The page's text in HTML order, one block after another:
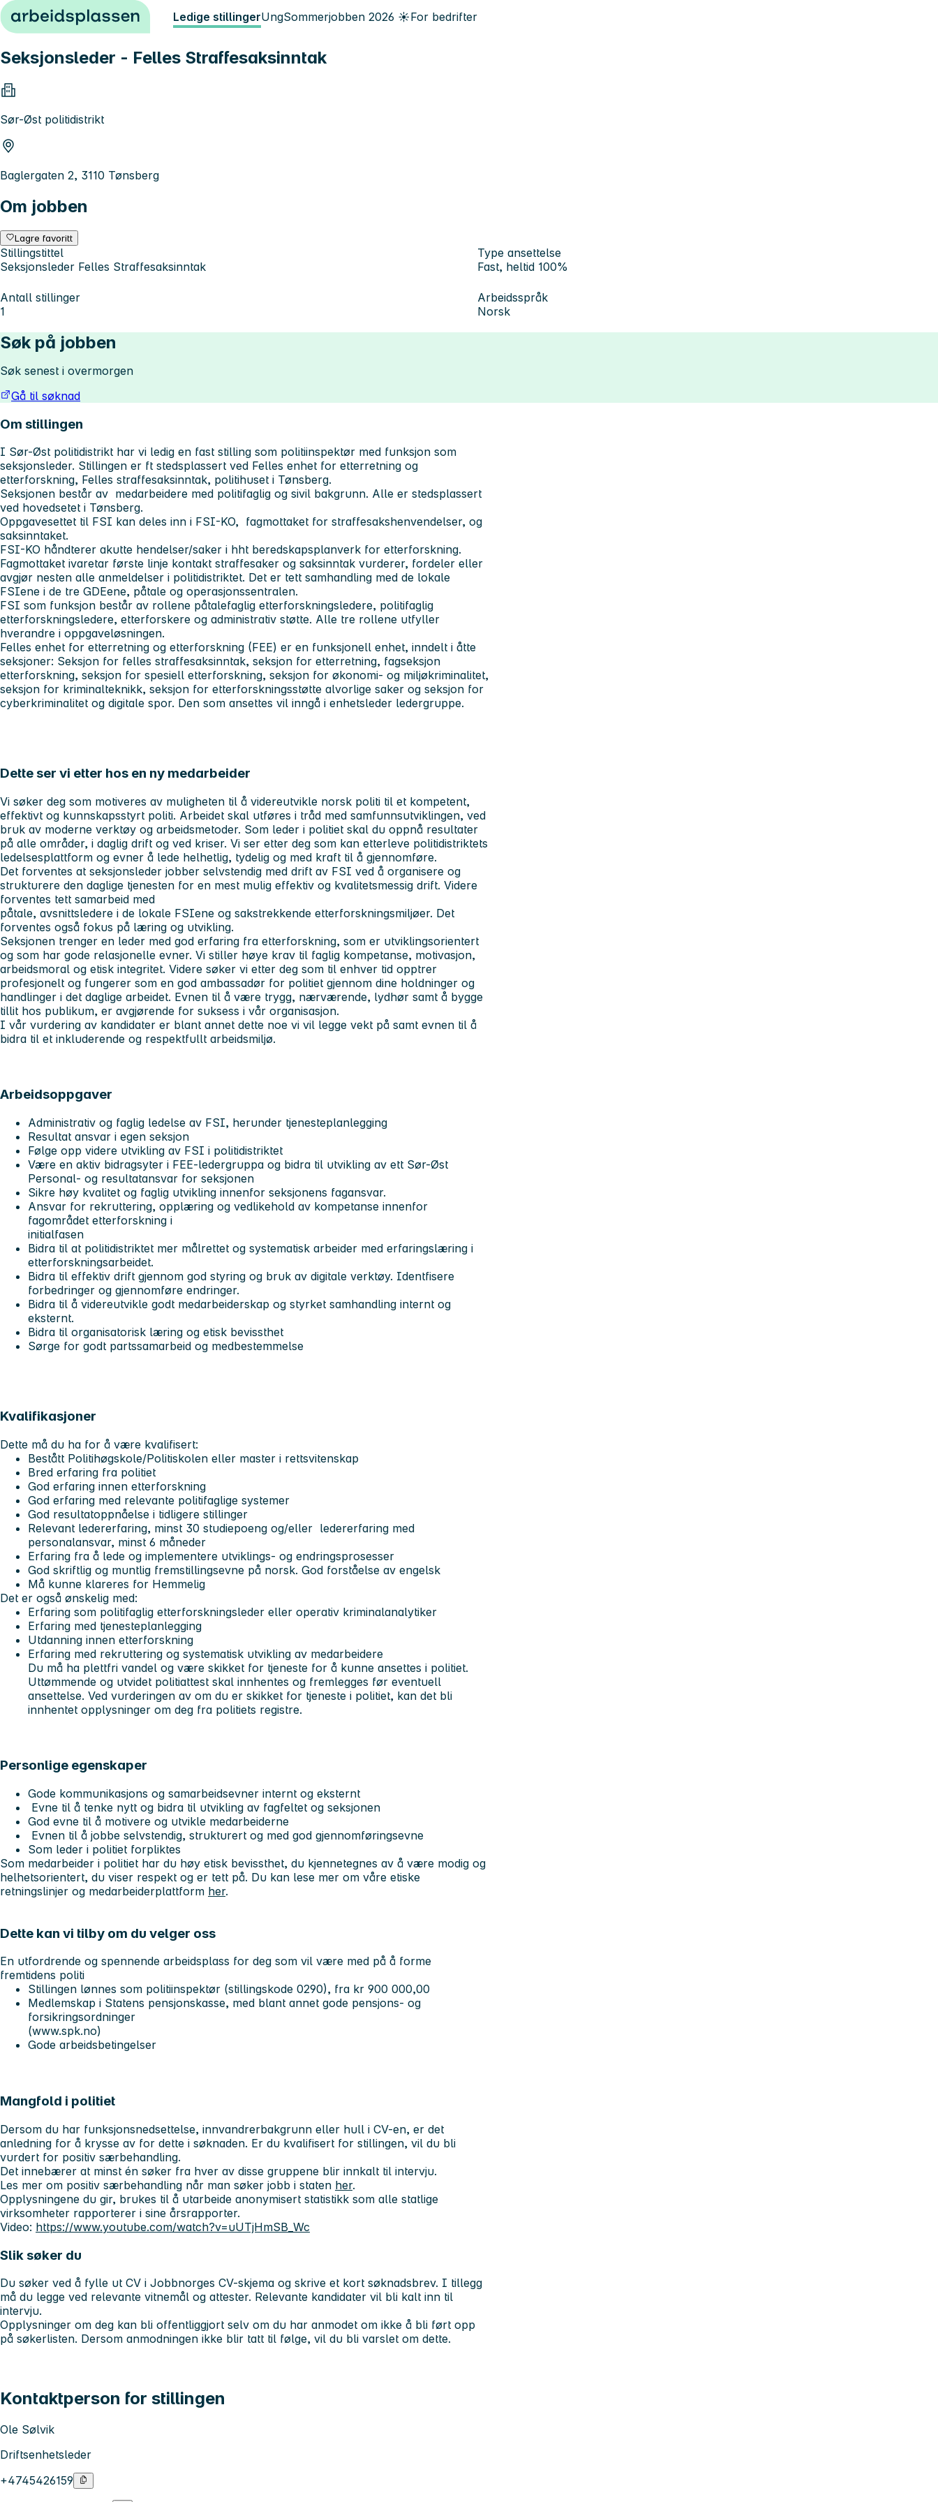
Hopp til innhold Ledige stillingerUngSommerjobben 2026 ☀️For bedrifter
Seksjonsleder - Felles Straffesaksinntak
Sør-Øst politidistrikt
Baglergaten 2, 3110 Tønsberg
Om jobben
Lagre favoritt
Stillingstittel
Seksjonsleder Felles Straffesaksinntak
Type ansettelse
Fast, heltid 100%
Antall stillinger
1
Arbeidsspråk
Norsk
Søk på jobben
Søk senest i overmorgen
Gå til søknad
Om stillingen
I Sør-Øst politidistrikt har vi ledig en fast stilling som politiinspektør med funksjon som
seksjonsleder. Stillingen er ft stedsplassert ved Felles enhet for etterretning og
etterforskning, Felles straffesaksinntak, politihuset i Tønsberg.
Seksjonen består av medarbeidere med politifaglig og sivil bakgrunn. Alle er stedsplassert
ved hovedsetet i Tønsberg.
Oppgavesettet til FSI kan deles inn i FSI-KO, fagmottaket for straffesakshenvendelser, og
saksinntaket.
FSI-KO håndterer akutte hendelser/saker i hht beredskapsplanverk for etterforskning.
Fagmottaket ivaretar første linje kontakt straffesaker og saksinntak vurderer, fordeler eller
avgjør nesten alle anmeldelser i politidistriktet. Det er tett samhandling med de lokale
FSIene i de tre GDEene, påtale og operasjonssentralen.
FSI som funksjon består av rollene påtalefaglig etterforskningsledere, politifaglig
etterforskningsledere, etterforskere og administrativ støtte. Alle tre rollene utfyller
hverandre i oppgaveløsningen.
Felles enhet for etterretning og etterforskning (FEE) er en funksjonell enhet, inndelt i åtte
seksjoner: Seksjon for felles straffesaksinntak, seksjon for etterretning, fagseksjon
etterforskning, seksjon for spesiell etterforskning, seksjon for økonomi- og miljøkriminalitet,
seksjon for kriminalteknikk, seksjon for etterforskningsstøtte alvorlige saker og seksjon for
cyberkriminalitet og digitale spor. Den som ansettes vil inngå i enhetsleder ledergruppe.
Dette ser vi etter hos en ny medarbeider
Vi søker deg som motiveres av muligheten til å videreutvikle norsk politi til et kompetent,
effektivt og kunnskapsstyrt politi. Arbeidet skal utføres i tråd med samfunnsutviklingen, ved
bruk av moderne verktøy og arbeidsmetoder. Som leder i politiet skal du oppnå resultater
på alle områder, i daglig drift og ved kriser. Vi ser etter deg som kan etterleve politidistriktets
ledelsesplattform og evner å lede helhetlig, tydelig og med kraft til å gjennomføre.
Det forventes at seksjonsleder jobber selvstendig med drift av FSI ved å organisere og
strukturere den daglige tjenesten for en mest mulig effektiv og kvalitetsmessig drift. Videre
forventes tett samarbeid med
påtale, avsnittsledere i de lokale FSIene og sakstrekkende etterforskningsmiljøer. Det
forventes også fokus på læring og utvikling.
Seksjonen trenger en leder med god erfaring fra etterforskning, som er utviklingsorientert
og som har gode relasjonelle evner. Vi stiller høye krav til faglig kompetanse, motivasjon,
arbeidsmoral og etisk integritet. Videre søker vi etter deg som til enhver tid opptrer
profesjonelt og fungerer som en god ambassadør for politiet gjennom dine holdninger og
handlinger i det daglige arbeidet. Evnen til å være trygg, nærværende, lydhør samt å bygge
tillit hos publikum, er avgjørende for suksess i vår organisasjon.
I vår vurdering av kandidater er blant annet dette noe vi vil legge vekt på samt evnen til å
bidra til et inkluderende og respektfullt arbeidsmiljø.
Arbeidsoppgaver
Administrativ og faglig ledelse av FSI, herunder tjenesteplanlegging
Resultat ansvar i egen seksjon
Følge opp videre utvikling av FSI i politidistriktet
Være en aktiv bidragsyter i FEE-ledergruppa og bidra til utvikling av ett Sør-Øst
Personal- og resultatansvar for seksjonen
Sikre høy kvalitet og faglig utvikling innenfor seksjonens fagansvar.
Ansvar for rekruttering, opplæring og vedlikehold av kompetanse innenfor
fagområdet etterforskning i
initialfasen
Bidra til at politidistriktet mer målrettet og systematisk arbeider med erfaringslæring i
etterforskningsarbeidet.
Bidra til effektiv drift gjennom god styring og bruk av digitale verktøy. Identfisere
forbedringer og gjennomføre endringer.
Bidra til å videreutvikle godt medarbeiderskap og styrket samhandling internt og
eksternt.
Bidra til organisatorisk læring og etisk bevissthet
Sørge for godt partssamarbeid og medbestemmelse
Kvalifikasjoner
Dette må du ha for å være kvalifisert:
Bestått Politihøgskole/Politiskolen eller master i rettsvitenskap
Bred erfaring fra politiet
God erfaring innen etterforskning
God erfaring med relevante politifaglige systemer
God resultatoppnåelse i tidligere stillinger
Relevant ledererfaring, minst 30 studiepoeng og/eller ledererfaring med
personalansvar, minst 6 måneder
Erfaring fra å lede og implementere utviklings- og endringsprosesser
God skriftlig og muntlig fremstillingsevne på norsk. God forståelse av engelsk
Må kunne klareres for Hemmelig
Det er også ønskelig med:
Erfaring som politifaglig etterforskningsleder eller operativ kriminalanalytiker
Erfaring med tjenesteplanlegging
Utdanning innen etterforskning
Erfaring med rekruttering og systematisk utvikling av medarbeidere
Du må ha plettfri vandel og være skikket for tjeneste for å kunne ansettes i politiet.
Uttømmende og utvidet politiattest skal innhentes og fremlegges før eventuell
ansettelse. Ved vurderingen av om du er skikket for tjeneste i politiet, kan det bli
innhentet opplysninger om deg fra politiets registre.
Personlige egenskaper
Gode kommunikasjons og samarbeidsevner internt og eksternt
Evne til å tenke nytt og bidra til utvikling av fagfeltet og seksjonen
God evne til å motivere og utvikle medarbeiderne
Evnen til å jobbe selvstendig, strukturert og med god gjennomføringsevne
Som leder i politiet forpliktes
Som medarbeider i politiet har du høy etisk bevissthet, du kjennetegnes av å være modig og
helhetsorientert, du viser respekt og er tett på. Du kan lese mer om våre etiske
retningslinjer og medarbeiderplattform her.
Dette kan vi tilby om du velger oss
En utfordrende og spennende arbeidsplass for deg som vil være med på å forme
fremtidens politi
Stillingen lønnes som politiinspektør (stillingskode 0290), fra kr 900 000,00
Medlemskap i Statens pensjonskasse, med blant annet gode pensjons- og
forsikringsordninger
(www.spk.no)
Gode arbeidsbetingelser
Mangfold i politiet
Dersom du har funksjonsnedsettelse, innvandrerbakgrunn eller hull i CV-en, er det
anledning for å krysse av for dette i søknaden. Er du kvalifisert for stillingen, vil du bli
vurdert for positiv særbehandling.
Det innebærer at minst én søker fra hver av disse gruppene blir innkalt til intervju.
Les mer om positiv særbehandling når man søker jobb i staten her.
Opplysningene du gir, brukes til å utarbeide anonymisert statistikk som alle statlige
virksomheter rapporterer i sine årsrapporter.
Video: https://www.youtube.com/watch?v=uUTjHmSB_Wc
Slik søker du
Du søker ved å fylle ut CV i Jobbnorges CV-skjema og skrive et kort søknadsbrev. I tillegg
må du legge ved relevante vitnemål og attester. Relevante kandidater vil bli kalt inn til
intervju.
Opplysninger om deg kan bli offentliggjort selv om du har anmodet om ikke å bli ført opp
på søkerlisten. Dersom anmodningen ikke blir tatt til følge, vil du bli varslet om dette.
Kontaktperson for stillingen
Ole Sølvik
Driftsenhetsleder
+4745426159